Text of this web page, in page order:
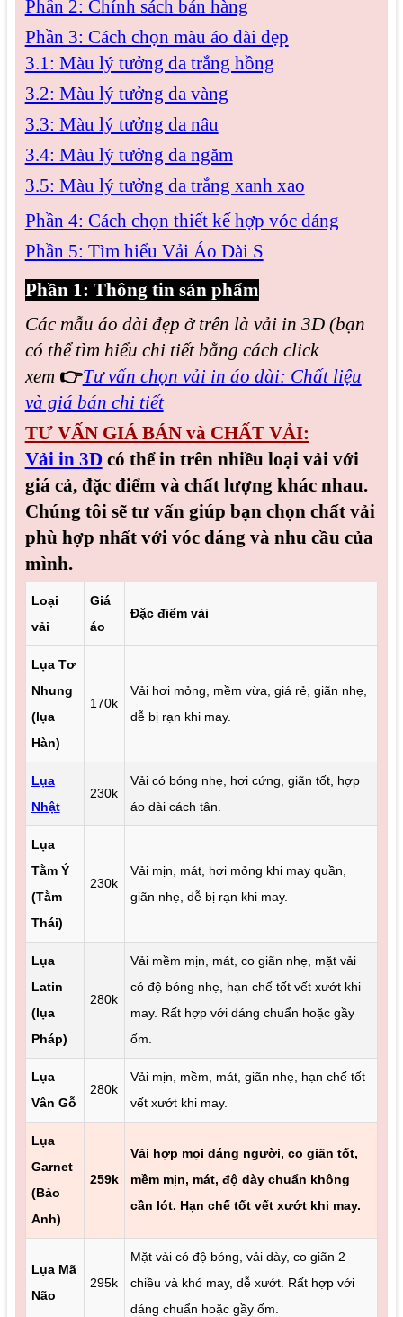
Phần 2: Chính sách bán hàng
Phần 3: Cách chọn màu áo dài đẹp
3.1: Màu lý tưởng da trắng hồng
3.2: Màu lý tưởng da vàng
3.3: Màu lý tưởng da nâu
3.4: Màu lý tưởng da ngăm
3.5: Màu lý tưởng da trắng xanh xao
Phần 4: Cách chọn thiết kế hợp vóc dáng
Phần 5: Tìm hiểu Vải Áo Dài S
Phần 1: Thông tin sản phẩm
Các mẫu áo dài đẹp ở trên là vải in 3D (bạn
có thể tìm hiểu chi tiết bằng cách click
xem 👉Tư vấn chọn vải in áo dài: Chất liệu
và giá bán chi tiết
TƯ VẤN GIÁ BÁN và CHẤT VẢI:
Vải in 3Dcó thể in trên nhiều loại vải với
giá cả, đặc điểm và chất lượng khác nhau.
Chúng tôi sẽ tư vấn giúp bạn chọn chất vải
phù hợp nhất với vóc dáng và nhu cầu của
mình.
Loại
vải
Giá
áo
Đặc điểm vải
Lụa Tơ
Nhung
(lụa
Hàn)
170k
Vải hơi mỏng, mềm vừa, giá rẻ, giãn nhẹ,
dễ bị rạn khi may.
Lụa
Nhật
230k
Vải có bóng nhẹ, hơi cứng, giãn tốt, hợp
áo dài cách tân.
Lụa
Tằm Ý
(Tằm
Thái)
230k
Vải mịn, mát, hơi mỏng khi may quần,
giãn nhẹ, dễ bị rạn khi may.
Lụa
Latin
(lụa
Pháp)
280k
Vải mềm mịn, mát, co giãn nhẹ, mặt vải
có độ bóng nhẹ, hạn chế tốt vết xướt khi
may. Rất hợp với dáng chuẩn hoặc gầy
ốm.
Lụa
Vân Gỗ
280k
Vải mịn, mềm, mát, giãn nhẹ, hạn chế tốt
vết xướt khi may.
Lụa
Garnet
(Bảo
Anh)
259k
Vải hợp mọi dáng người, co giãn tốt,
mềm mịn, mát, độ dày chuẩn không
cần lót. Hạn chế tốt vết xướt khi may.
Lụa Mã
Não
295k
Mặt vải có độ bóng, vải dày, co giãn 2
chiều và khó may, dễ xướt. Rất hợp với
dáng chuẩn hoặc gầy ốm.